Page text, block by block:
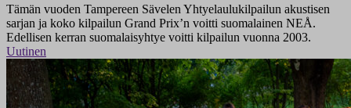
Tämän vuoden Tampereen Sävelen Yhtyelaulukilpailun akustisen
sarjan ja koko kilpailun Grand Prix’n voitti suomalainen NEÅ.
Edellisen kerran suomalaisyhtye voitti kilpailun vuonna 2003.
Uutinen